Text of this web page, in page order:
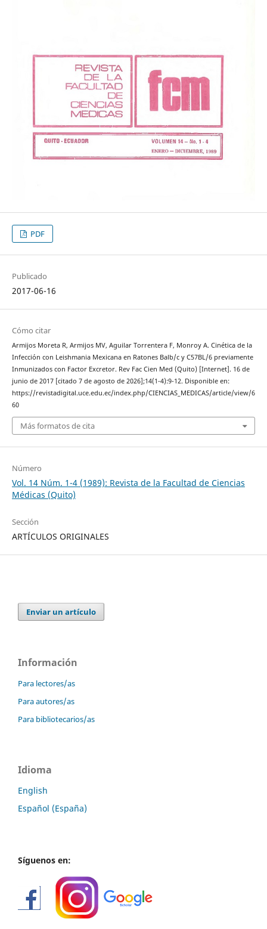
PDF
Publicado
2017-06-16
Cómo citar
Armijos Moreta R, Armijos MV, Aguilar Torrentera F, Monroy A. Cinética de la
Infección con Leishmania Mexicana en Ratones Balb/c y C57BL/6 previamente
Inmunizados con Factor Excretor. Rev Fac Cien Med (Quito) [Internet]. 16 de
junio de 2017 [citado 7 de agosto de 2026];14(1-4):9-12. Disponible en:
https://revistadigital.uce.edu.ec/index.php/CIENCIAS_MEDICAS/article/view/6
60
Más formatos de cita
Número
Vol. 14 Núm. 1-4 (1989): Revista de la Facultad de Ciencias
Médicas (Quito)
Sección
ARTÍCULOS ORIGINALES
Enviar un artículo
Información
Para lectores/as
Para autores/as
Para bibliotecarios/as
Idioma
English
Español (España)
Síguenos en: